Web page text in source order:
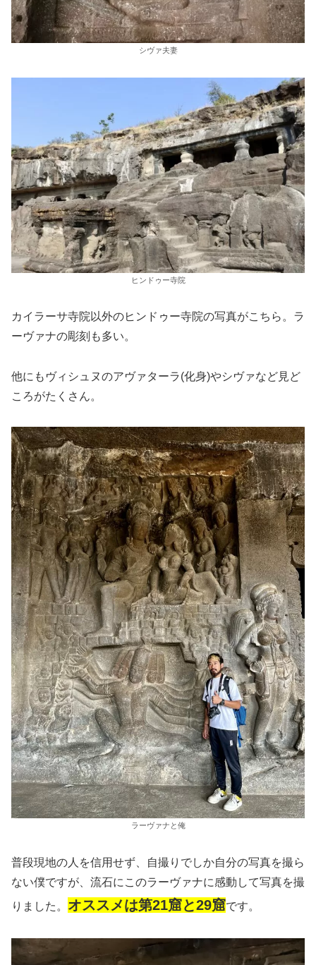
シヴァ夫妻
ヒンドゥー寺院
カイラーサ寺院以外のヒンドゥー寺院の写真がこちら。ラ
ーヴァナの彫刻も多い。
他にもヴィシュヌのアヴァターラ(化身)やシヴァなど見ど
ころがたくさん。
ラーヴァナと俺
普段現地の人を信用せず、自撮りでしか自分の写真を撮ら
ない僕ですが、流石にこのラーヴァナに感動して写真を撮
りました。 オススメは第21窟と29窟です。